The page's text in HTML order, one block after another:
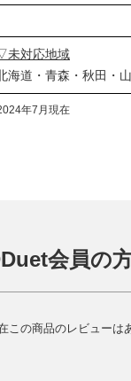
未対応地域
海道・青森・秋田・
年7月現在
会員の
この商品のレビューは